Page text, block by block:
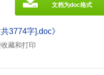
3774字].doc》
藏和打印
文档为doc格式